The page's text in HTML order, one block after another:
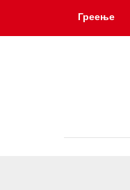
Греење